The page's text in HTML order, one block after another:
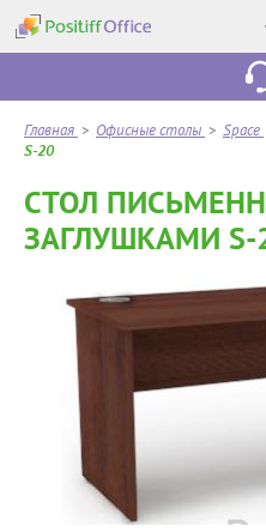
Главная > Офисные столы > Space
S-20
СТОЛ
ЗАГЛУШКАМИ S-